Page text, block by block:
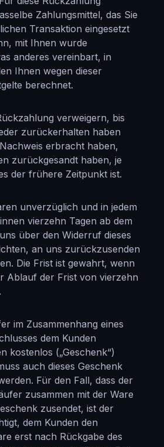
Zahlungsmittel, das Sie
Transaktion eingesetzt
mit Ihnen wurde
anderes vereinbart, in
Ihnen wegen dieser
berechnet.
verweigern, bis
zurückerhalten haben
erbracht haben,
zurückgesandt haben, je
der frühere Zeitpunkt ist.
unverzüglich und in jedem
vierzehn Tagen ab dem
über den Widerruf dieses
an uns zurückzusenden
Die Frist ist gewahrt, wenn
Ablauf der Frist von vierzehn
im Zusammenhang eines
dem Kunden
kostenlos („Geschenk“)
auch dieses Geschenk
Für den Fall, dass der
zusammen mit der Ware
zusendet, ist der
dem Kunden den
erst nach Rückgabe des